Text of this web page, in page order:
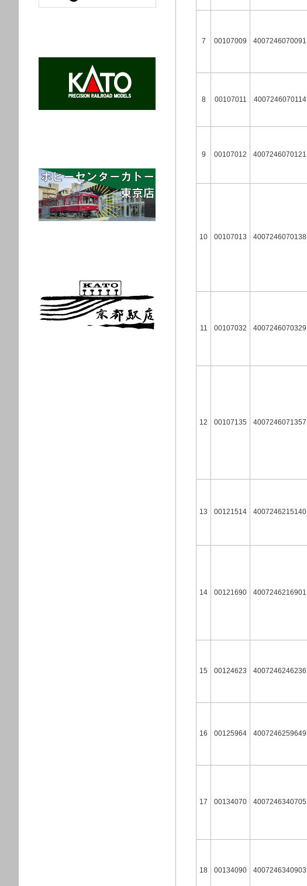
7 00107009
4007246070091
8 00107011
4007246070114
9 00107012
4007246070121
10 00107013 4007246070138
11 00107032 4007246070329
12 00107135 4007246071357
13 00121514 4007246215140
14 00121690 4007246216901
15 00124623
4007246246236
16 00125964
4007246259649
17 00134070 4007246340705
18 00134090 4007246340903